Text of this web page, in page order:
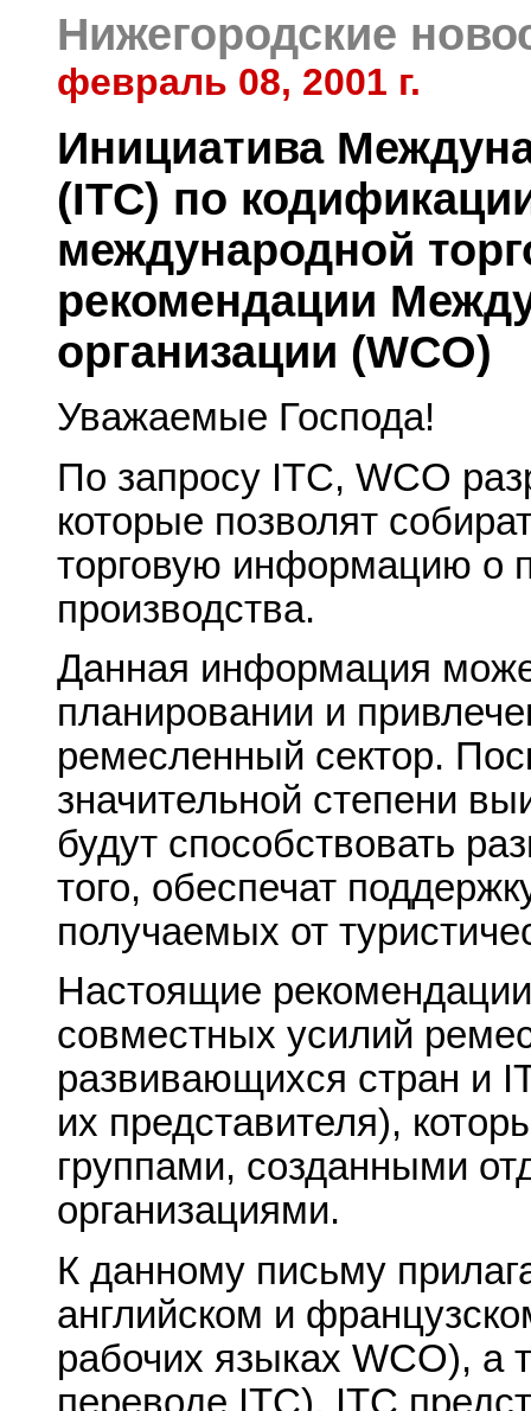
Нижегородские
февраль 08, 2001 г.
Инициатива
(ITC) по
международной
рекомендации
организации (WCO)
Уважаемые Господа!
По запросу ITC, WCO
которые позволят
торговую информацию о
производства.
Данная информация
планировании и
ремесленный сектор.
значительной степени
будут способствовать
того, обеспечат
получаемых от
Настоящие
совместных усилий
развивающихся стран и
их представителя),
группами, созданными
организациями.
К данному письму
английском и
рабочих языках WCO), а
переводе ITC). ITC